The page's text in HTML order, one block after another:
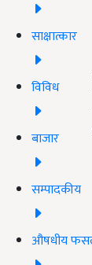
साक्षात्कार
विविध
बाजार
सम्पादकीय
औषधीय